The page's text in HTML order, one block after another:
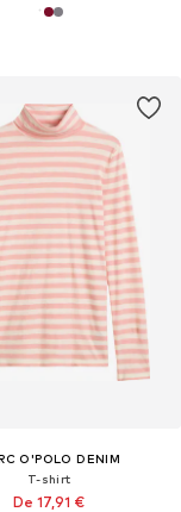
O'POLO DENIM
T-shirt
De 17,91 €